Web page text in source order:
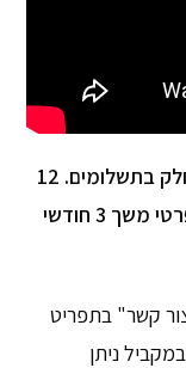
4000 ש"ח. ניתן לחלק בתשלומים. 12
מפגשים של שעה וחצי אונליין עם מורה פרטי משך 3 חודשי
קשר" בתפריט
של האתר או בטלפון 03-6202111, במקביל ניתן